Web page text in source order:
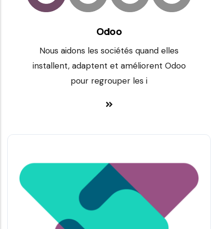
Odoo
Nous aidons les sociétés quand elles
installent, adaptent et améliorent Odoo
pour regrouper les i